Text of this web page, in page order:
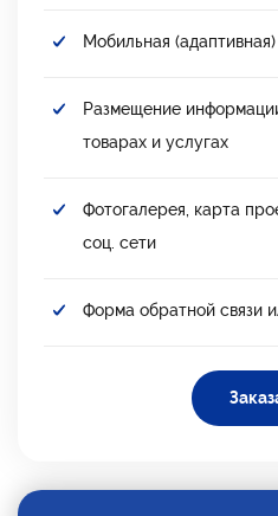
Мобильная
Размещение
товарах и услугах
Фотогалерея, карта
соц. сети
Форма обратной связи